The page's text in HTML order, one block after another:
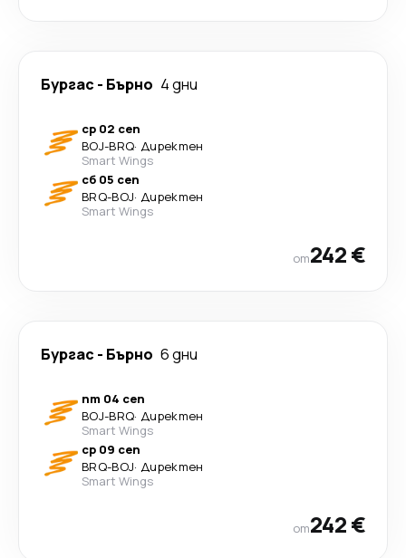
Бургас - Бърно 4 дни
ср 02 сеп
BOJ-BRQ· Директен
Smart Wings
сб 05 сеп
BRQ-BOJ· Директен
Smart Wings
от242 €
Бургас - Бърно 6 дни
пт 04 сеп
BOJ-BRQ· Директен
Smart Wings
ср 09 сеп
BRQ-BOJ· Директен
Smart Wings
от242 €